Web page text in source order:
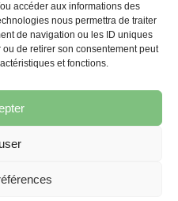
accéder aux informations des
nous permettra de traiter
de navigation ou les ID uniques
de retirer son consentement peut
et fonctions.